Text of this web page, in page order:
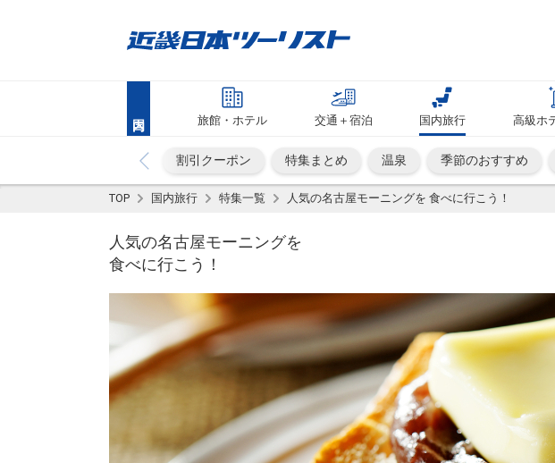
旅館・ホテル 交通＋宿泊 国内旅行 高級ホ
割引クーポン 特集まとめ 温泉 季節のおすすめ
TOP 国内旅行 特集一覧 人気の名古屋モーニングを 食べに行こう！
人気の名古屋モーニングを
食べに行こう！